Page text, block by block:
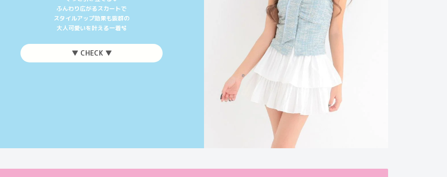
ふんわり広がるスカートで
スタイルアップ効果も抜群の
大人可愛いを叶える一着🫧
▼ CHECK ▼